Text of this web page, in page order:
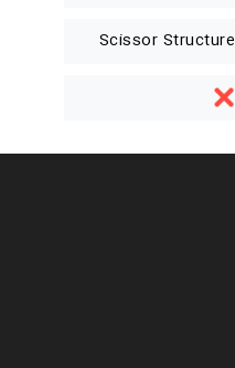
Scissor Structure